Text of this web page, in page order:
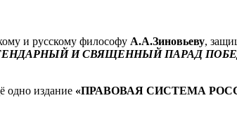
и русскому философу А.А.Зиновьеву,
И СВЯЩЕННЫЙ ПАРАД
одно издание «ПРАВОВАЯ СИСТЕМА